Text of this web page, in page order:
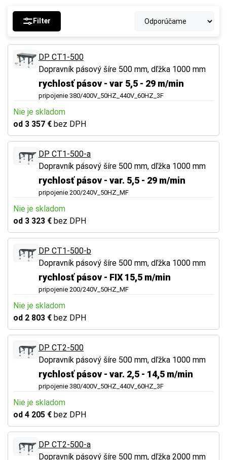
Filter
DP CT1-500
Dopravník pásový šíre 500 mm, dľžka 1000 mm
rychlosť pásov - var 5,5 - 29 m/min
pripojenie 380/400V_50HZ_440V_60HZ_3F
Nie je skladom
od 3 357 € bez DPH
DP CT1-500-a
Dopravník pásový šíre 500 mm, dľžka 1000 mm
rychlosť pásov - var. 5,5 - 29 m/min
pripojenie 200/240V_50HZ_MF
Nie je skladom
od 3 323 € bez DPH
DP CT1-500-b
Dopravník pásový šíre 500 mm, dľžka 1000 mm
rychlosť pásov - FIX 15,5 m/min
pripojenie 200/240V_50HZ_MF
Nie je skladom
od 2 803 € bez DPH
DP CT2-500
Dopravník pásový šíre 500 mm, dľžka 1000 mm
rychlosť pásov - var. 2,5 - 14,5 m/min
pripojenie 380/400V_50HZ_440V_60HZ_3F
Nie je skladom
od 4 205 € bez DPH
DP CT2-500-a
Dopravník pásový šíre 500 mm, dľžka 2000 mm